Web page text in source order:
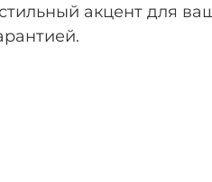
акцент для